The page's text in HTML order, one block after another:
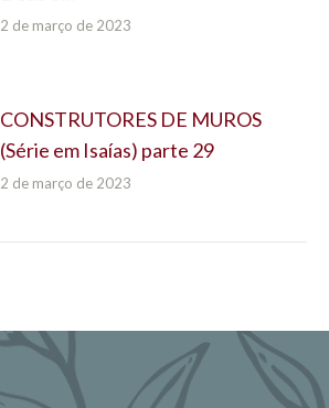
2 de março de 2023
CONSTRUTORES DE MUROS
(Série em Isaías) parte 29
2 de março de 2023